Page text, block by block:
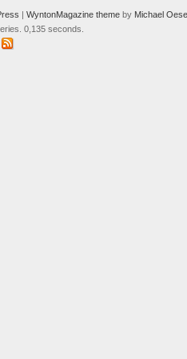
| WyntonMagazine theme by Michael
0,135 seconds.